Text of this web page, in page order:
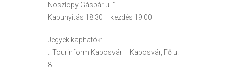
Noszlopy Gáspár u. 1.
Kapunyitás 18.30 – kezdés 19.00
Jegyek kaphatók:
:: Tourinform Kaposvár – Kaposvár, Fő u.
8.